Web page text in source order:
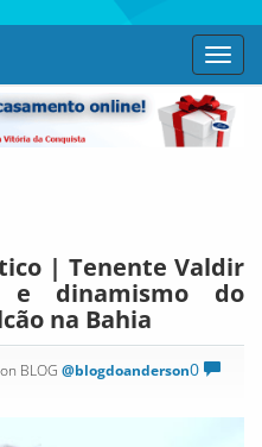
| Tenente Valdir
e dinamismo do
na Bahia
0
BLOG @blogdoanderson